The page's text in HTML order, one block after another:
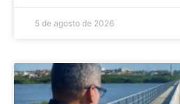
5 de agosto de 2026